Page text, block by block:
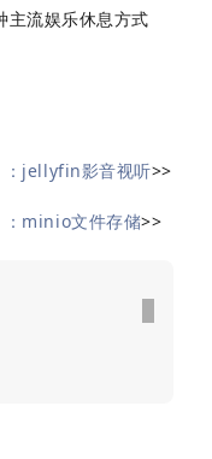
主流娱乐休息方式
：jellyfin影音视听>>
minio文件存储>>